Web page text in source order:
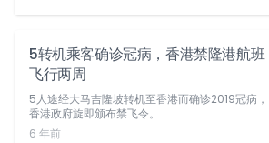
5转机乘客确诊冠病，香港禁隆港航班
飞行两周
5人途经大马吉隆坡转机至香港而确诊2019冠病，
香港政府旋即颁布禁飞令。
6 年前